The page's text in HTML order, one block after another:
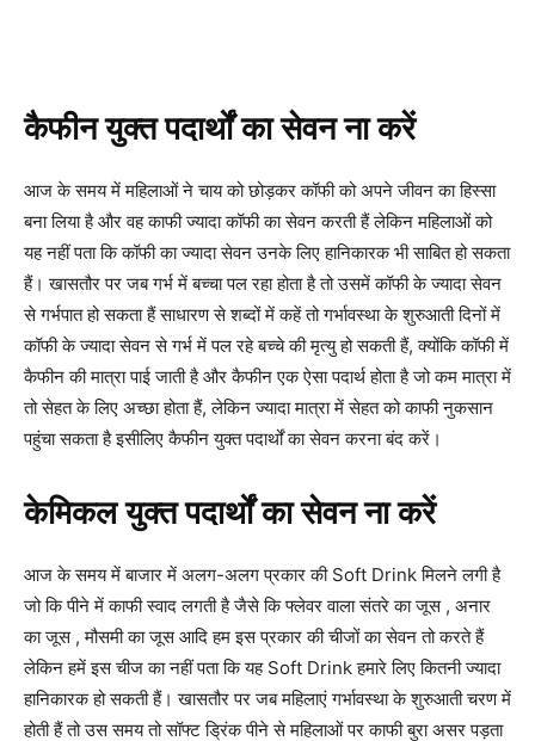
कैफीन युक्त पदार्थों का सेवन ना करें
आज के समय में महिलाओं ने चाय को छोड़कर कॉफी को अपने जीवन का हिस्सा
बना लिया है और वह काफी ज्यादा कॉफी का सेवन करती हैं लेकिन महिलाओं को
यह नहीं पता कि कॉफी का ज्यादा सेवन उनके लिए हानिकारक भी साबित हो सकता
हैं। खासतौर पर जब गर्भ में बच्चा पल रहा होता है तो उसमें कॉफी के ज्यादा सेवन
से गर्भपात हो सकता हैं साधारण से शब्दों में कहें तो गर्भावस्था के शुरुआती दिनों में
कॉफी के ज्यादा सेवन से गर्भ में पल रहे बच्चे की मृत्यु हो सकती हैं, क्योंकि कॉफी में
कैफीन की मात्रा पाई जाती है और कैफीन एक ऐसा पदार्थ होता है जो कम मात्रा में
तो सेहत के लिए अच्छा होता हैं, लेकिन ज्यादा मात्रा में सेहत को काफी नुकसान
पहुंचा सकता है इसीलिए कैफीन युक्त पदार्थों का सेवन करना बंद करें।
केमिकल युक्त पदार्थों का सेवन ना करें
आज के समय में बाजार में अलग-अलग प्रकार की Soft Drink मिलने लगी है
जो कि पीने में काफी स्वाद लगती है जैसे कि फ्लेवर वाला संतरे का जूस , अनार
का जूस , मौसमी का जूस आदि हम इस प्रकार की चीजों का सेवन तो करते हैं
लेकिन हमें इस चीज का नहीं पता कि यह Soft Drink हमारे लिए कितनी ज्यादा
हानिकारक हो सकती हैं। खासतौर पर जब महिलाएं गर्भावस्था के शुरुआती चरण में
होती हैं तो उस समय तो सॉफ्ट ड्रिंक पीने से महिलाओं पर काफी बुरा असर पड़ता